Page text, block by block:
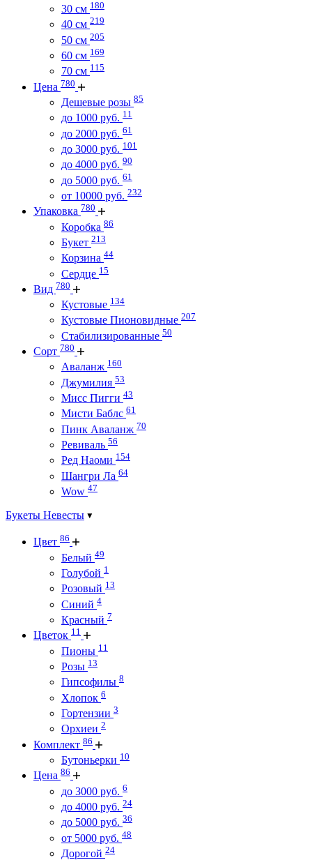
30 см 180
40 см 219
50 см 205
60 см 169
70 см 115
Цена 780
Дешевые розы 85
до 1000 руб. 11
до 2000 руб. 61
до 3000 руб. 101
до 4000 руб. 90
до 5000 руб. 61
от 10000 руб. 232
Упаковка 780
Коробка 86
Букет 213
Корзина 44
Сердце 15
Вид 780
Кустовые 134
Кустовые Пионовидные 207
Стабилизированные 50
Сорт 780
Аваланж 160
Джумилия 53
Мисс Пигги 43
Мисти Баблс 61
Пинк Аваланж 70
Ревиваль 56
Ред Наоми 154
Шангри Ла 64
Wow 47
Букеты Невесты
Цвет 86
Белый 49
Голубой 1
Розовый 13
Синий 4
Красный 7
Цветок 11
Пионы 11
Розы 13
Гипсофилы 8
Хлопок 6
Гортензии 3
Орхиеи 2
Комплект 86
Бутоньерки 10
Цена 86
до 3000 руб. 6
до 4000 руб. 24
до 5000 руб. 36
от 5000 руб. 48
Дорогой 24